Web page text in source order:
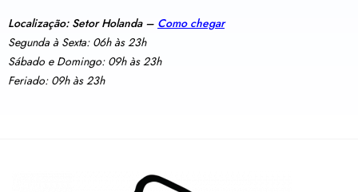
Localização: Setor Holanda – Como chegar
Segunda à Sexta: 06h às 23h
Sábado e Domingo: 09h às 23h
Feriado: 09h às 23h